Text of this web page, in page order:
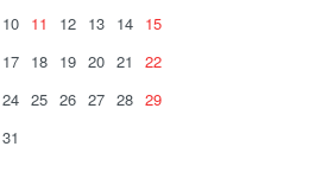
10 11 12 13 14 15
17 18 19 20 21
22
24 25 26 27 28 29
31